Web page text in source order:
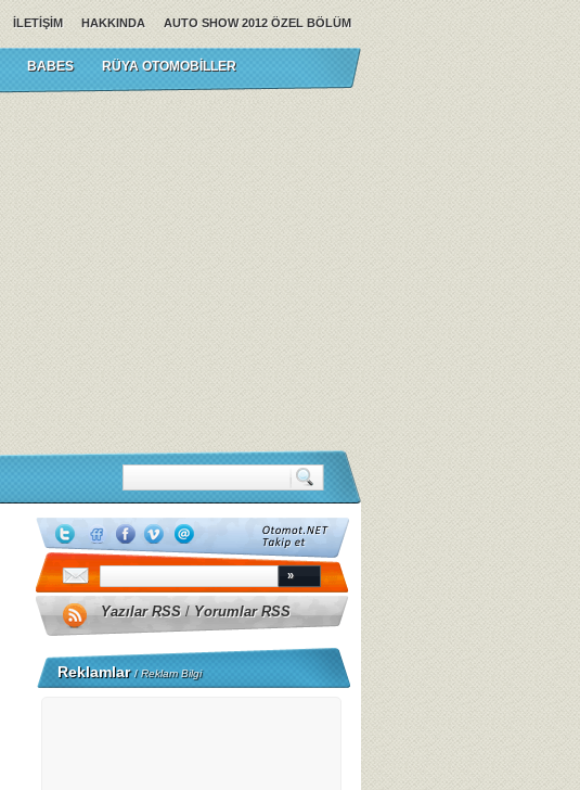
AUTO SHOW 2012 ÖZEL BÖLÜM
HAKKINDA
İLETIŞIM
BABES RÜYA OTOMOBILLER
Yazılar RSS/Yorumlar RSS
Reklamlar/Reklam Bilgi